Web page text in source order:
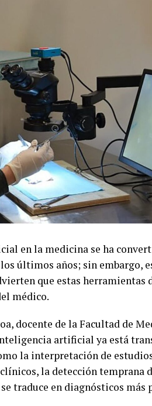
en la medicina se ha
últimos años; sin embargo,
que estas herramientas
médico.
docente de la Facultad de
artificial ya está
la interpretación de
la detección temprana
traduce en diagnósticos más